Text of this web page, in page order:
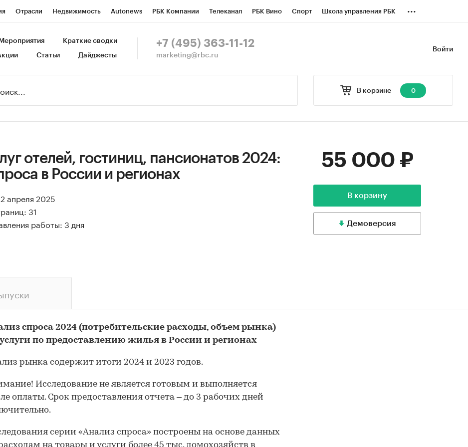
Отрасли Недвижимость Autonews РБК Компании Телеканал РБК Вино Спорт Школа управления РБК
Газета Спецпроекты СПб Конференции СПб Спецпроекты
...
Войти
Мероприятия Краткие сводки
Статьи Дайджесты
+7 (495) 363-11-12
marketing@rbc.ru
В корзине 0
отелей, гостиниц, пансионатов 2024:
в России и регионах
апреля 2025
31
работы: 3 дня
55 000 ₽
В корзину
Демоверсия
спроса 2024 (потребительские расходы, объем рынка)
по предоставлению жилья в России и регионах
рынка содержит итоги 2024 и 2023 годов.
Исследование не является готовым и выполняется
оплаты. Срок предоставления отчета – до 3 рабочих дней
серии «Анализ спроса» построены на основе данных
на товары и услуги более 45 тыс. домохозяйств в